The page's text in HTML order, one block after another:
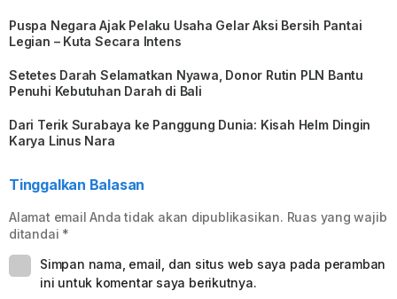
Puspa Negara Ajak Pelaku Usaha Gelar Aksi Bersih Pantai
Legian – Kuta Secara Intens
Setetes Darah Selamatkan Nyawa, Donor Rutin PLN Bantu
Penuhi Kebutuhan Darah di Bali
Dari Terik Surabaya ke Panggung Dunia: Kisah Helm Dingin
Karya Linus Nara
Tinggalkan Balasan
Alamat email Anda tidak akan dipublikasikan. Ruas yang wajib
ditandai *
Simpan nama, email, dan situs web saya pada peramban
ini untuk komentar saya berikutnya.